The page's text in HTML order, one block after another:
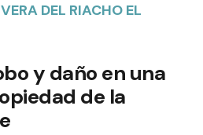
DEL RIACHO EL
y daño en una
de la